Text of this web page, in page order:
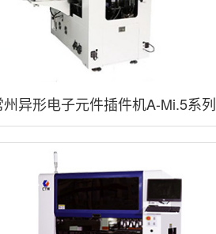
州异形电子元件插件机A-Mi.5系列
D